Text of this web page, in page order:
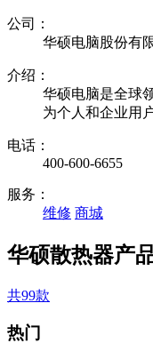
公司：
华硕电脑股份有
介绍：
华硕电脑是全球
为个人和企业用
电话：
400-600-6655
服务：
维修 商城
华硕散热器产
共99款
热门